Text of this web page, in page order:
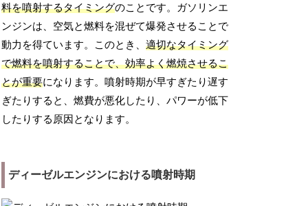
料を噴射するタイミングのことです。ガソリンエ
ンジンは、空気と燃料を混ぜて爆発させることで
動力を得ています。このとき、適切なタイミング
で燃料を噴射することで、効率よく燃焼させるこ
とが重要になります。噴射時期が早すぎたり遅す
ぎたりすると、燃費が悪化したり、パワーが低下
したりする原因となります。
ディーゼルエンジンにおける噴射時期